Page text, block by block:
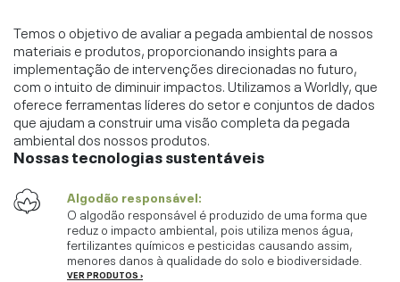
Temos o objetivo de avaliar a pegada ambiental de nossos
materiais e produtos, proporcionando insights para a
implementação de intervenções direcionadas no futuro,
com o intuito de diminuir impactos. Utilizamos a Worldly, que
oferece ferramentas líderes do setor e conjuntos de dados
que ajudam a construir uma visão completa da pegada
ambiental dos nossos produtos.
Nossas tecnologias sustentáveis
FNA2
Algodão responsável:
O algodão responsável é produzido de uma forma que
reduz o impacto ambiental, pois utiliza menos água,
fertilizantes químicos e pesticidas causando assim,
menores danos à qualidade do solo e biodiversidade.
VER PRODUTOS ›